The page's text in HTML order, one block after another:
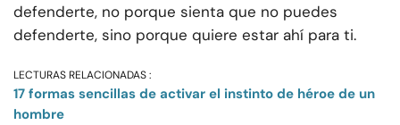
defenderte, no porque sienta que no puedes
defenderte, sino porque quiere estar ahí para ti.
LECTURAS RELACIONADAS :
17 formas sencillas de activar el instinto de héroe de un
hombre